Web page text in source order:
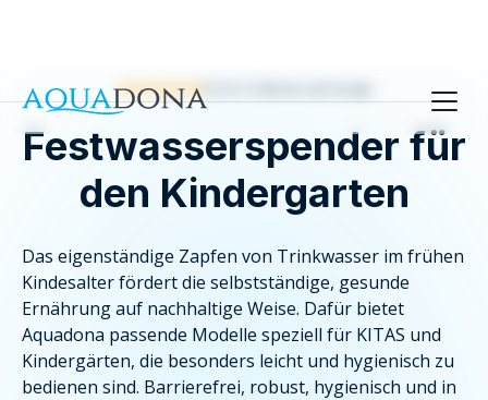
Festwasserspender für
den Kindergarten
Das eigenständige Zapfen von Trinkwasser im frühen
Kindesalter fördert die selbstständige, gesunde
Ernährung auf nachhaltige Weise. Dafür bietet
Aquadona passende Modelle speziell für KITAS und
Kindergärten, die besonders leicht und hygienisch zu
bedienen sind. Barrierefrei, robust, hygienisch und in